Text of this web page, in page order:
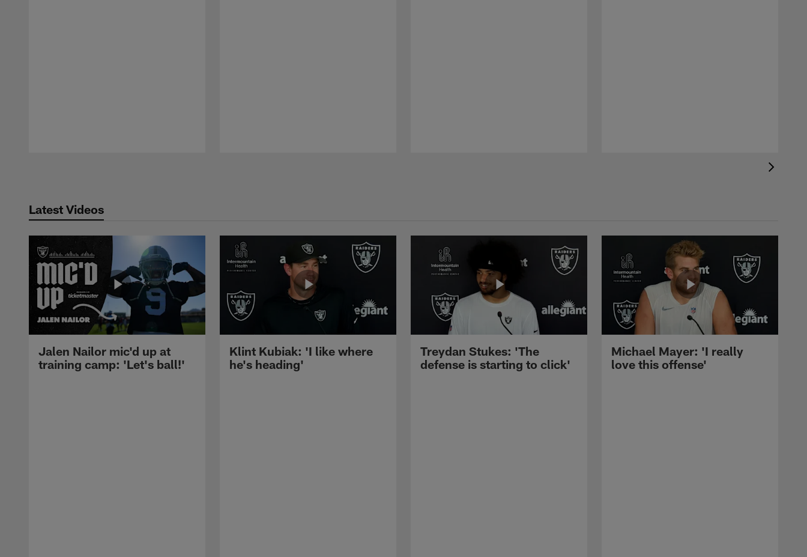
Latest Videos
Jalen Nailor mic'd up at
training camp: 'Let's ball!'
Klint Kubiak: 'I like where
he's heading'
Treydan Stukes: 'The
defense is starting to click'
Michael Mayer: 'I really
love this offense'